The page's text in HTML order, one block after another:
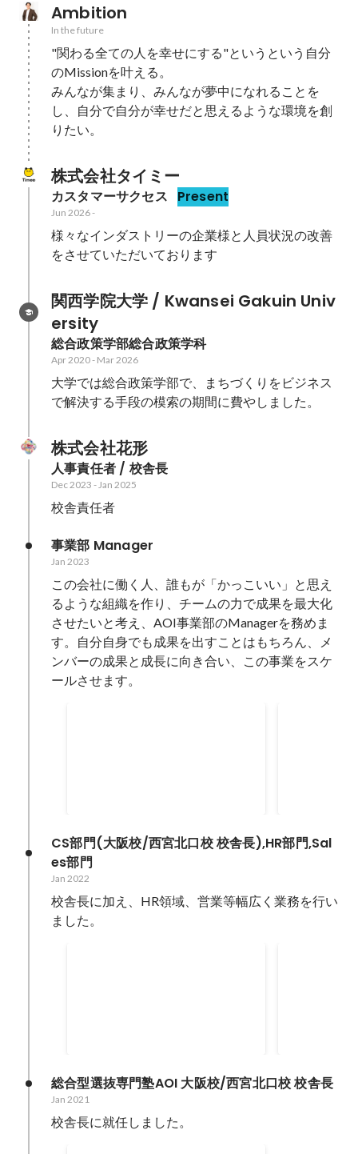
Ambition
In the future
"関わる全ての人を幸せにする"というという自分
のMissionを叶える。
みんなが集まり、みんなが夢中になれることを
し、自分で自分が幸せだと思えるような環境を創
りたい。
株式会社タイミー
カスタマーサクセス Present
Jun 2026-
様々なインダストリーの企業様と人員状況の改善
をさせていただいております
関西学院大学 / Kwansei Gakuin Univ
ersity
総合政策学部総合政策学科
Apr 2020- Mar 2026
大学では総合政策学部で、まちづくりをビジネス
で解決する手段の模索の期間に費やしました。
株式会社花形
人事責任者 / 校舎長
Dec 2023 - Jan 2025
校舎責任者
事業部 Manager
Jan 2023
この会社に働く人、誰もが「かっこいい」と思え
るような組織を作り、チームの力で成果を最大化
させたいと考え、AOI事業部のManagerを務めま
す。自分自身でも成果を出すことはもちろん、メ
ンバーの成果と成長に向き合い、この事業をスケ
ールさせます。
CS部門(大阪校/西宮北口校 校舎長),HR部門,Sal
es部門
Jan 2022
校舎長に加え、HR領域、営業等幅広く業務を行い
ました。
総合型選抜専門塾AOI 大阪校/西宮北口校 校舎長
Jan 2021
校舎長に就任しました。